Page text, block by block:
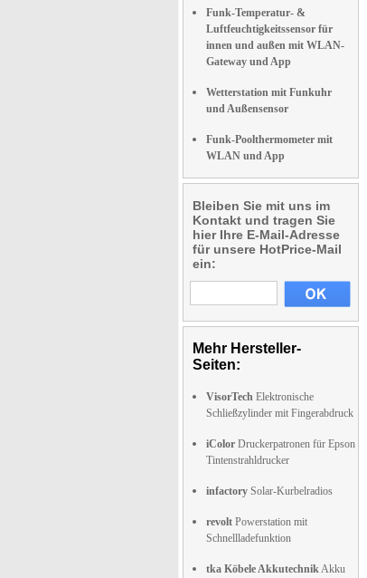
Funk-Temperatur- &
Luftfeuchtigkeitssensor für
innen und außen mit WLAN-
Gateway und App
Wetterstation mit Funkuhr
und Außensensor
Funk-Poolthermometer mit
WLAN und App
Bleiben Sie mit uns im
Kontakt und tragen Sie
hier Ihre E-Mail-Adresse
für unsere HotPrice-Mail
ein:
Mehr Hersteller-
Seiten:
VisorTech Elektronische
Schließzylinder mit Fingerabdruck
iColor Druckerpatronen für Epson
Tintenstrahldrucker
infactory Solar-Kurbelradios
revolt Powerstation mit
Schnellladefunktion
tka Köbele AkkutechnikAkku